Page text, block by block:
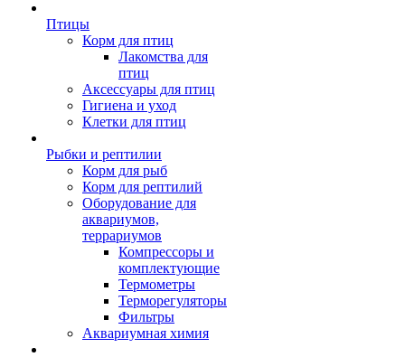
Птицы
Корм для птиц
Лакомства для
птиц
Аксессуары для птиц
Гигиена и уход
Клетки для птиц
Рыбки и рептилии
Корм для рыб
Корм для рептилий
Оборудование для
аквариумов,
террариумов
Компрессоры и
комплектующие
Термометры
Терморегуляторы
Фильтры
Аквариумная химия